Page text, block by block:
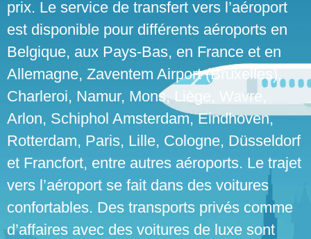
prix. Le service de transfert vers l’aéroport
est disponible pour différents aéroports en
Belgique, aux Pays-Bas, en France et en
Allemagne, Zaventem Airport (Bruxelles),
Charleroi, Namur, Mons, Liège, Wavre,
Arlon, Schiphol Amsterdam, Eindhoven,
Rotterdam, Paris, Lille, Cologne, Düsseldorf
et Francfort, entre autres aéroports. Le trajet
vers l’aéroport se fait dans des voitures
confortables. Des transports privés comme
d’affaires avec des voitures de luxe sont